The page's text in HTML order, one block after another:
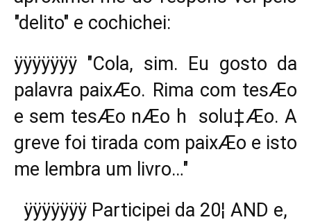
"delito" e cochichei:
ÿÿÿÿÿÿÿ "Cola, sim. Eu gosto da
palavra paixÆo. Rima com tesÆo
e sem tesÆo nÆo h solu‡Æo. A
greve foi tirada com paixÆo e isto
me lembra um livro…"
ÿÿÿÿÿÿÿ Participei da 20¦ AND e,